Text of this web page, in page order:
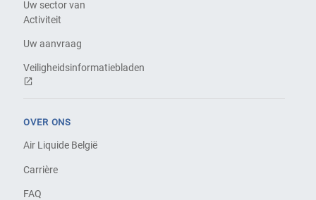
Uw sector van
Activiteit
Uw aanvraag
Veiligheidsinformatiebladen
OVER ONS
Air Liquide België
Carrière
FAQ